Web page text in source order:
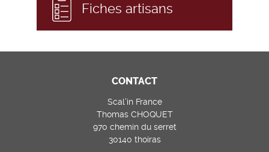
Fiches artisans
CONTACT
Scal’in France
Thomas CHOQUET
970 chemin du serret
30140 thoiras